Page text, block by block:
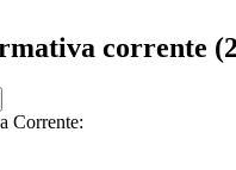
corrente
Corrente: